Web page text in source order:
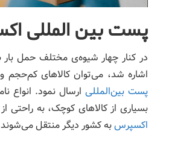
پست بین‌ المللی
در کنار چهار شیوه‌ی مختلف حمل بار
اشاره شد، می‌توان کالاهای
پست بین‌المللی ارسال نمود. انواع
بسیاری از کالاهای کوچک، به راحتی
اکسپرسبه کشور دیگر منتقل